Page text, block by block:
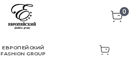
0
ЕВРОПЕЙСКИЙ
FASHION GROUP